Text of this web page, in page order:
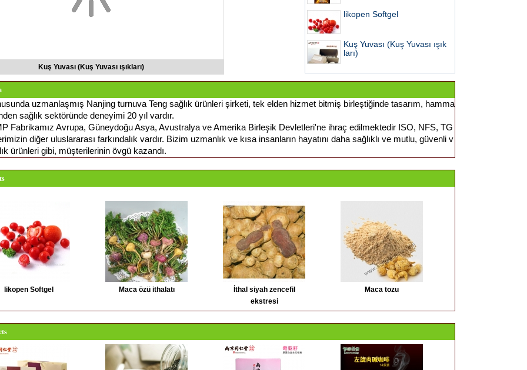
Kuş Yuvası (Kuş Yuvası ışıkları)
likopen Softgel
Kuş Yuvası (Kuş Yuvası ışık
ları)
uzmanlaşmış Nanjing turnuva Teng sağlık ürünleri şirketi, tek elden hizmet bitmiş birleştiğinde tasarım, hamma
sağlık sektöründe deneyimi 20 yıl vardır.
Fabrikamız Avrupa, Güneydoğu Asya, Avustralya ve Amerika Birleşik Devletleri'ne ihraç edilmektedir ISO, NFS, TG
diğer uluslararası farkındalık vardır. Bizim uzmanlık ve kısa insanların hayatını daha sağlıklı ve mutlu, güvenli v
ürünleri gibi, müşterilerinin övgü kazandı.
likopen Softgel Maca özü ithalatı
İthal siyah zencefil
ekstresi
Maca tozu